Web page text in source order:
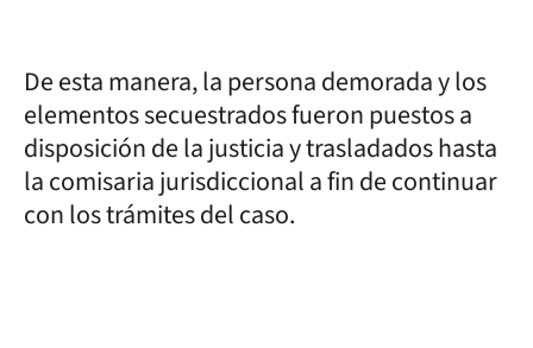
De esta manera, la persona demorada y los
elementos secuestrados fueron puestos a
disposición de la justicia y trasladados hasta
la comisaria jurisdiccional a fin de continuar
con los trámites del caso.